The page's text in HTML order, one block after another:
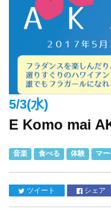
5/3(水)
E Komo mai
音楽 食べる 体験 マ
ツイート シェア